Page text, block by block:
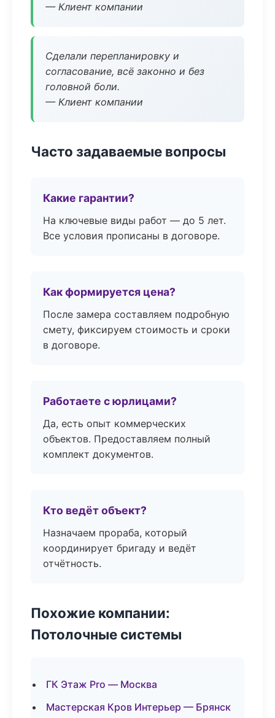
— Клиент компании
Сделали перепланировку и
согласование, всё законно и без
головной боли.
— Клиент компании
Часто задаваемые вопросы
Какие гарантии?
На ключевые виды работ — до 5 лет.
Все условия прописаны в договоре.
Как формируется цена?
После замера составляем подробную
смету, фиксируем стоимость и сроки
в договоре.
Работаете с юрлицами?
Да, есть опыт коммерческих
объектов. Предоставляем полный
комплект документов.
Кто ведёт объект?
Назначаем прораба, который
координирует бригаду и ведёт
отчётность.
Похожие компании:
Потолочные системы
ГК Этаж Pro — Москва
Мастерская Кров Интерьер — Брянск